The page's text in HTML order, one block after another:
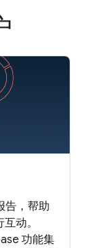
告，帮助
动。
功能集